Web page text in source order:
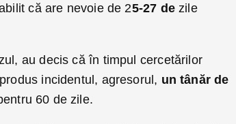
că are nevoie de 25-27 dezile
au decis că în timpul cercetărilor
incidentul, agresorul, un tânăr de
60 de zile.